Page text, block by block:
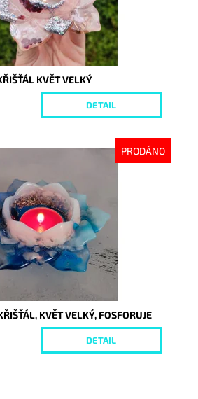
KVĚT VELKÝ
DETAIL
PRODÁNO
KVĚT VELKÝ, FOSFORUJE
DETAIL